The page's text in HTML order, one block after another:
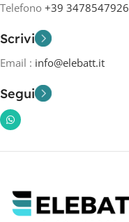
Telefono +39 3478547926
Scrivi
Email : info@elebatt.it
Segui